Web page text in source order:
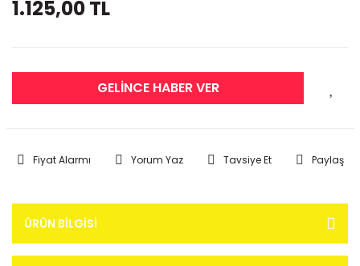
1.125,00 TL
GELİNCE HABER VER
Fiyat Alarmı Yorum Yaz Tavsiye Et Paylaş
ÜRÜN BILGISI